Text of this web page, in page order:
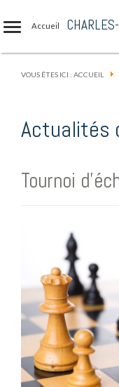
Accueil
VOUS ÊTES ICI : ACCUEIL
Actualités
Tournoi